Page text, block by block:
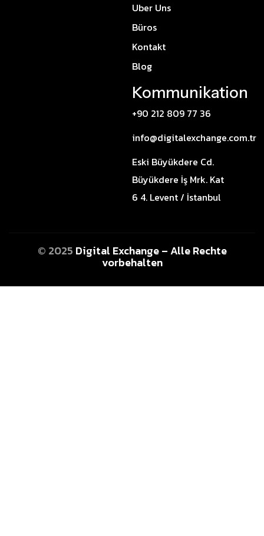
Uber Uns
Büros
Kontakt
Blog
Kommunikation
+90 212 809 77 36
info@digitalexchange.com.tr
Eski Büyükdere Cd.
Büyükdere İş Mrk. Kat
6 4. Levent / İstanbul
© 2025 Digital Exchange – Alle Rechte
vorbehalten